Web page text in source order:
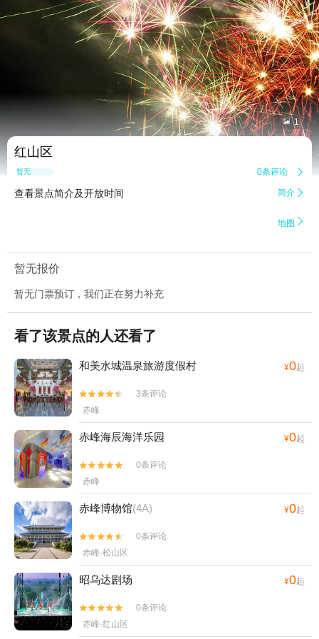
 1
红山区
暂无点评 0条评论 
查看景点简介及开放时间 简介 
地图 
暂无报价
暂无门票预订，我们正在努力补充
看了该景点的人还看了
和美水城温泉旅游度假村 ¥0起


3条评论
赤峰
赤峰海辰海洋乐园 ¥0起


0条评论
赤峰
赤峰博物馆(4A) ¥0起


0条评论
赤峰·松山区
昭乌达剧场 ¥0起


0条评论
赤峰·红山区
